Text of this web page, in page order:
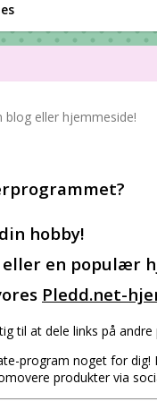
blog eller hjemmeside!
hobby!
en populær
Pledd.net-
til at dele links på
program noget for
produkter via